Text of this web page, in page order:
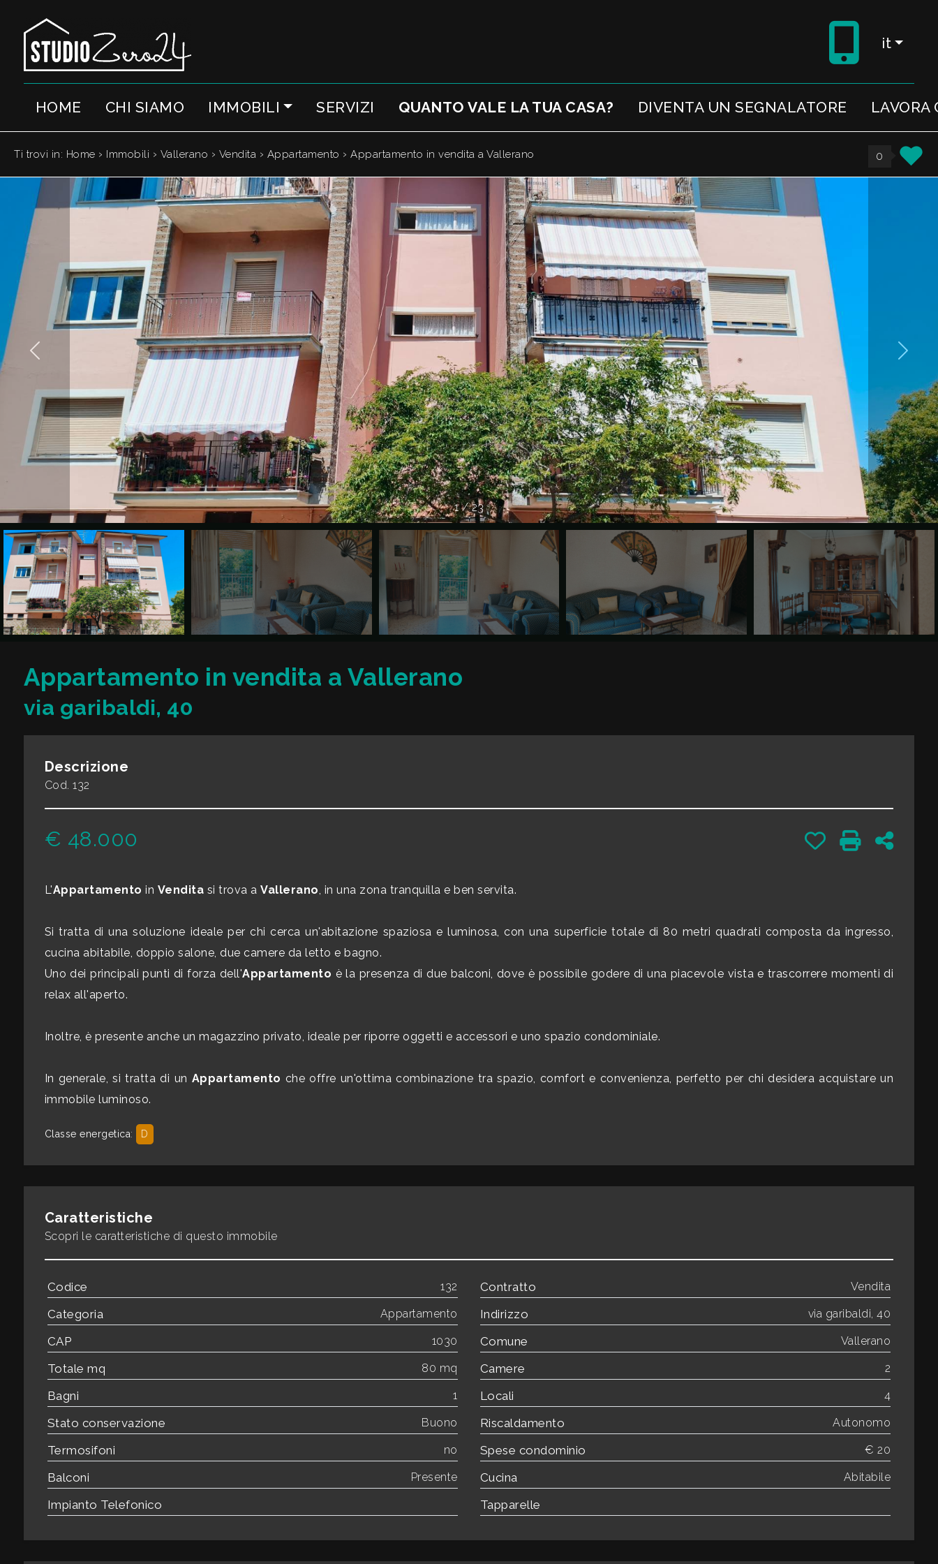
it
HOME CHI SIAMO IMMOBILI SERVIZI QUANTO VALE LA TUA CASA? DIVENTA UN SEGNALATORE LAVORA
Ti trovi in: Home › Immobili › Vallerano › Vendita › Appartamento › Appartamento in vendita a Vallerano 0
1 / 23
Appartamento in vendita a Vallerano
via garibaldi, 40
Descrizione
Cod. 132
€ 48.000 Stampa: Cod.
Preferiti: Cod. 132
L'Appartamento in Vendita si trova aVallerano, in una zona tranquilla e ben servita.
Si tratta di una soluzione ideale per chi cerca un'abitazione spaziosa e luminosa, con una superficie totale di 80 metri quadrati composta da ingresso,
cucina abitabile, doppio salone, due camere da letto e bagno.
Uno dei principali punti di forza dell'Appartamento è la presenza di due balconi, dove è possibile godere di una piacevole vista e trascorrere momenti di
relax all'aperto.
Inoltre, è presente anche un magazzino privato, ideale per riporre oggetti e accessori e uno spazio condominiale.
In generale, si tratta di un Appartamento che offre un'ottima combinazione tra spazio, comfort e convenienza, perfetto per chi desidera acquistare un
immobile luminoso.
Classe energetica: D
Caratteristiche
Scopri le caratteristiche di questo immobile
Codice 132 Contratto Vendita
Categoria Appartamento Indirizzo via garibaldi, 40
CAP 1030 Comune Vallerano
Totale mq 80 mq Camere 2
Bagni 1 Locali 4
Stato conservazione Buono Riscaldamento Autonomo
Termosifoni no Spese condominio € 20
Balconi Presente Cucina Abitabile
Impianto Telefonico Tapparelle
HOME
CHI
SIAMO
QUANTO
VALE
CASA?
DIVENTA
SEGNALATORE
LAVORA
CON
NOI
Codice
Contratto
Vendita
Affitto
Scegli
cercare
Provincia
Comune
Tipologia
-
multiscelta
Qualsiasi
Residenziali
Industriali
Totale
Locali
minimi
Qualsiasi
Bagni
minimi
Qualsiasi